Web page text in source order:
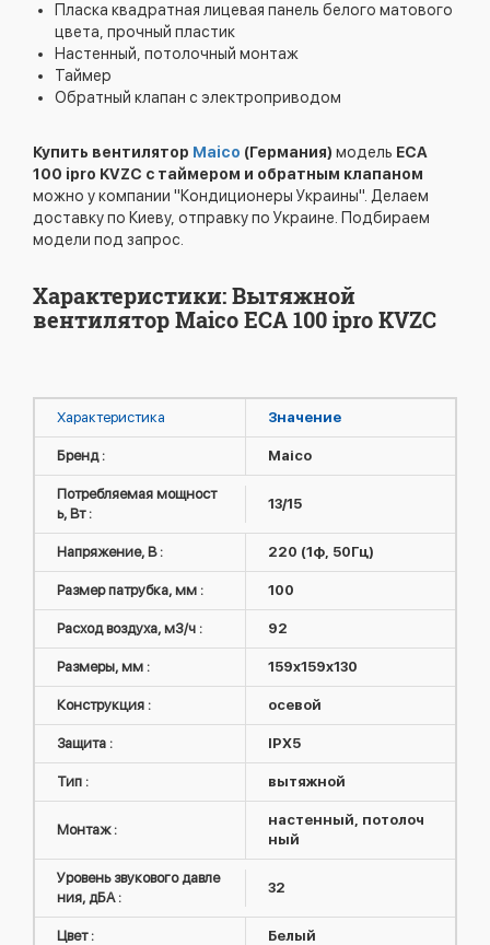
Пласка квадратная лицевая панель белого матового
цвета, прочный пластик
Настенный, потолочный монтаж
Таймер
Обратный клапан с электроприводом
Купить вентилятор Maico (Германия) модель ECA
100 ipro KVZC с таймером и обратным клапаном
можно у компании "Кондиционеры Украины". Делаем
доставку по Киеву, отправку по Украине. Подбираем
модели под запрос.
Характеристики: Вытяжной
вентилятор Maico ECA 100 ipro KVZC
Характеристика Значение
Бренд : Maico
Потребляемая мощност
ь, Вт :
13/15
Напряжение, В : 220 (1ф, 50Гц)
Размер патрубка, мм : 100
Расход воздуха, м3/ч : 92
Размеры, мм : 159x159x130
Конструкция : осевой
Защита : IPX5
Тип : вытяжной
Монтаж :
настенный, потолоч
ный
Уровень звукового давле
ния, дБА :
32
Цвет : Белый